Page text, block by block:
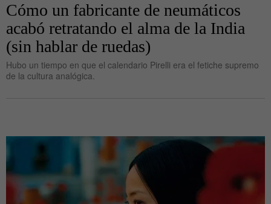
Cómo un fabricante de neumáticos
acabó retratando el alma de la India
(sin hablar de ruedas)
Hubo un tiempo en que el calendario Pirelli era el fetiche supremo
de la cultura analógica.